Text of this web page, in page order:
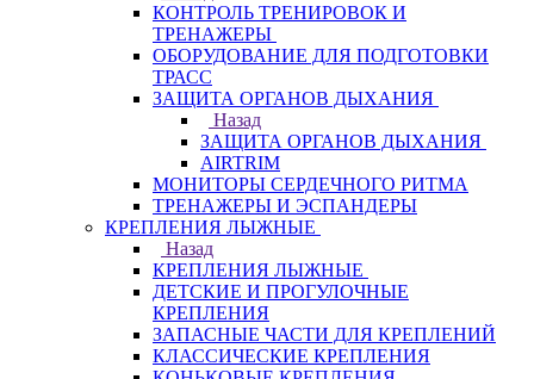
КОНТРОЛЬ ТРЕНИРОВОК И
ТРЕНАЖЕРЫ
ОБОРУДОВАНИЕ ДЛЯ ПОДГОТОВКИ
ТРАСС
ЗАЩИТА ОРГАНОВ ДЫХАНИЯ
Назад
ЗАЩИТА ОРГАНОВ ДЫХАНИЯ
AIRTRIM
МОНИТОРЫ СЕРДЕЧНОГО РИТМА
ТРЕНАЖЕРЫ И ЭСПАНДЕРЫ
КРЕПЛЕНИЯ ЛЫЖНЫЕ
Назад
КРЕПЛЕНИЯ ЛЫЖНЫЕ
ДЕТСКИЕ И ПРОГУЛОЧНЫЕ
КРЕПЛЕНИЯ
ЗАПАСНЫЕ ЧАСТИ ДЛЯ КРЕПЛЕНИЙ
КЛАССИЧЕСКИЕ КРЕПЛЕНИЯ